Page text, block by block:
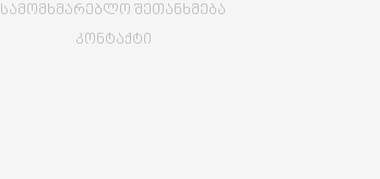
სამომხმარებლო შეთანხმება
კონტაქტი